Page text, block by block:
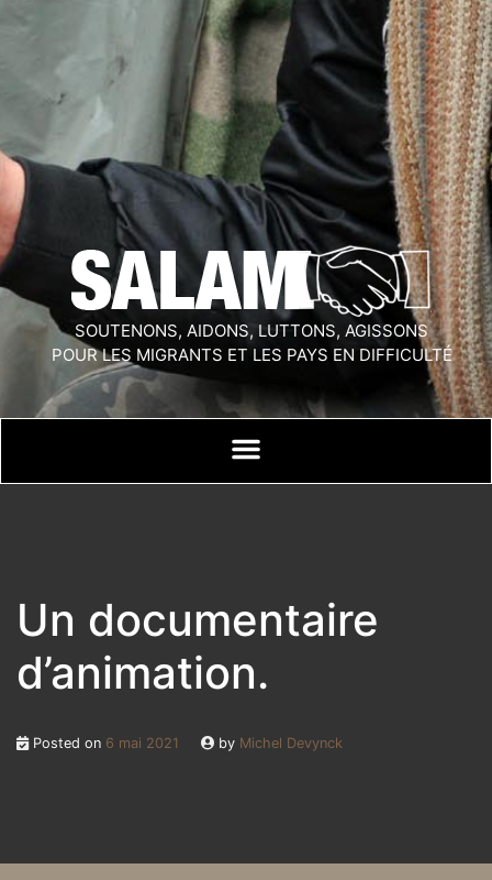
SOUTENONS, AIDONS, LUTTONS, AGISSONS
POUR LES MIGRANTS ET LES PAYS EN DIFFICULTÉ
Un documentaire
d’animation.
Posted on 6 mai 2021 by Michel Devynck